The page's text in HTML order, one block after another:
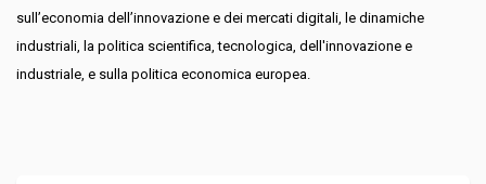
sull’economia dell’innovazione e dei mercati digitali, le dinamiche
industriali, la politica scientifica, tecnologica, dell'innovazione e
industriale, e sulla politica economica europea.